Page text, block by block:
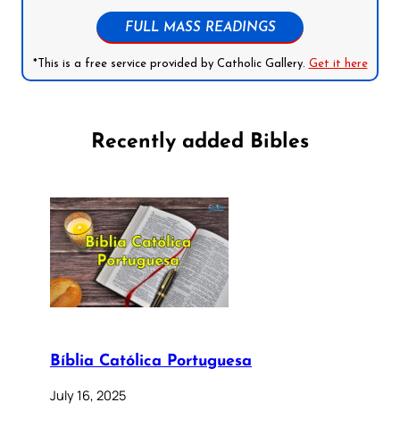
FULL MASS READINGS
*This is a free service provided by Catholic Gallery. Get it here
Recently added Bibles
Bíblia Católica Portuguesa
July 16, 2025